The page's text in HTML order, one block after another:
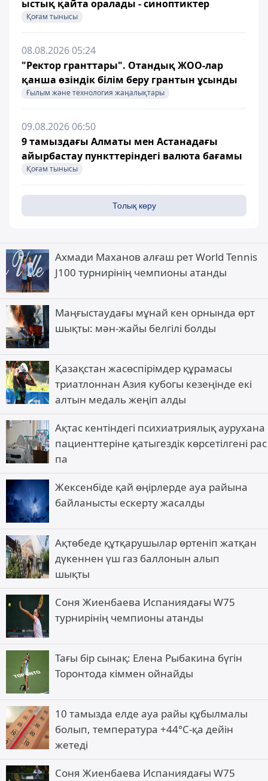
ыстық қайта оралады - синоптиктер
Қоғам тынысы
08.08.2026 05:24
"Ректор гранттары". Отандық ЖОО-лар
қанша өзіндік білім беру грантын ұсынды
Ғылым және технология жаңалықтары
09.08.2026 06:50
9 тамыздағы Алматы мен Астанадағы
айырбастау пункттеріндегі валюта бағамы
Қоғам тынысы
Толық көру
Ахмади Маханов алғаш рет World Tennis
J100 турнирінің чемпионы атанды
Маңғыстаудағы мұнай кен орнында өрт
шықты: мән-жайы белгілі болды
Қазақстан жасөспірімдер құрамасы
триатлоннан Азия кубогы кезеңінде екі
алтын медаль жеңіп алды
Ақтас кентіндегі психиатриялық аурухана
пациенттеріне қатыгездік көрсетілгені рас
па
Жексенбіде қай өңірлерде ауа райына
байланысты ескерту жасалды
Ақтөбеде құтқарушылар өртеніп жатқан
дүкеннен үш газ баллонын алып
шықты
Соня Жиенбаева Испаниядағы W75
турнирінің чемпионы атанды
Тағы бір сынақ: Елена Рыбакина бүгін
Торонтода кіммен ойнайды
10 тамызда елде ауа райы құбылмалы
болып, температура +44°C-қа дейін
жетеді
Соня Жиенбаева Испаниядағы W75